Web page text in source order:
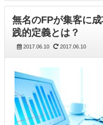
無名のFPが集客に
践的定義とは？
2017.06.10 2017.06.10